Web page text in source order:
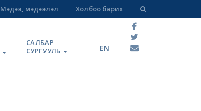
Мэдээ, мэдээлэл Холбоо барих
САЛБАР
СУРГУУЛЬ
EN